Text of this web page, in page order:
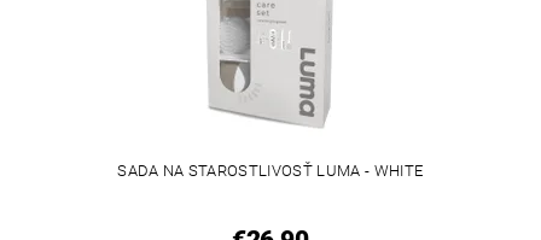
SADA NA STAROSTLIVOSŤ LUMA - WHITE